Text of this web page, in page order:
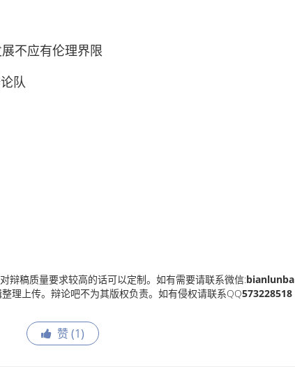
不应有伦理界限
队
辩稿质量要求较高的话可以定制。如有需要请联系微信:bianlunba
理上传。辩论吧不为其版权负责。如有侵权请联系QQ573228518
赞 (1)